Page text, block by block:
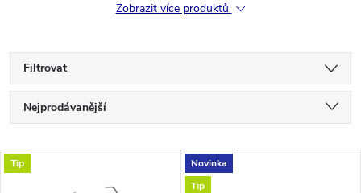
Zobrazit více produktů
Filtrovat
Ř
a
Nejprodávanější
Nejdražší
V
Tip
Novinka
Tip